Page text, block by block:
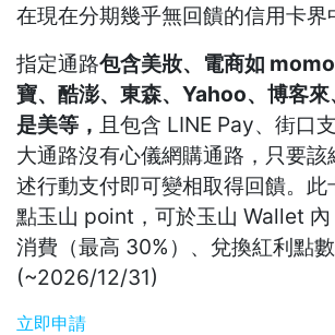
在現在分期幾乎無回饋的信用卡界
指定通路包含美妝、電商如
寶、酷澎、東森、Yahoo、博客
是美等， 且包含 LINE Pay、街口
大通路沒有心儀網購通路，只要該
述行動支付即可變相取得回饋。此
點玉山 point，可於玉山 Wallet 內
消費（最高 30%）、兌換紅利點數
(~2026/12/31)
立即申請